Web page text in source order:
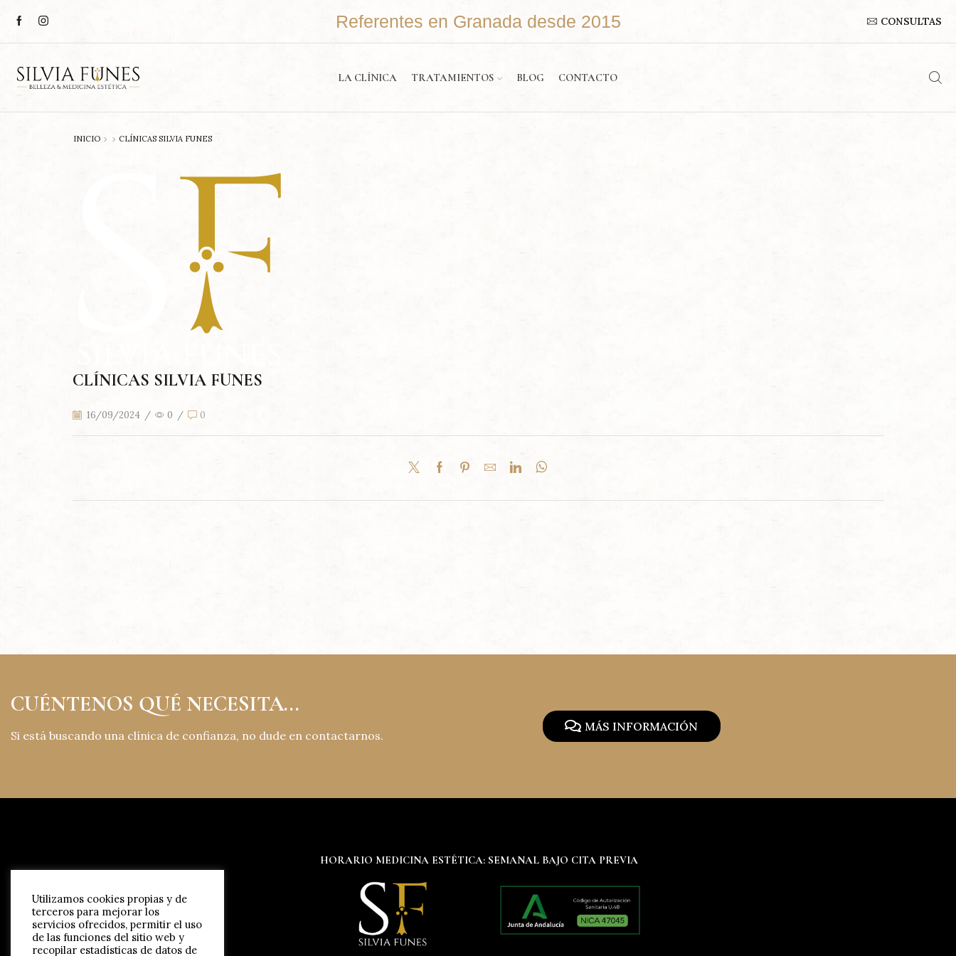
Referentes en Granada desde 2015 CONSULTAS
LA CLÍNICA TRATAMIENTOS BLOG CONTACTO
INICIO CLÍNICAS SILVIA FUNES
CLÍNICAS SILVIA FUNES
16/09/2024 / 0 / 0
CUÉNTENOS QUÉ NECESITA...
Si está buscando una clínica de confianza, no dude en contactarnos.
MÁS INFORMACIÓN
HORARIO MEDICINA ESTÉTICA: SEMANAL BAJO CITA PREVIA
Utilizamos cookies propias y de
terceros para mejorar los
servicios ofrecidos, permitir el uso
de las funciones del sitio web y
recopilar estadísticas de datos de